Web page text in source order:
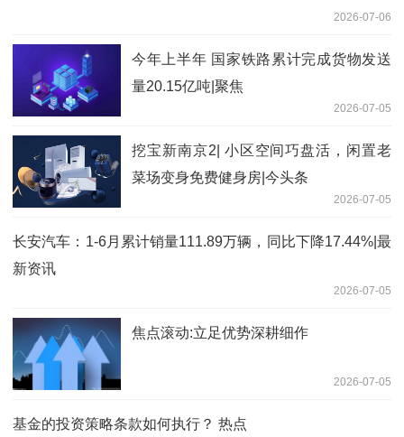
2026-07-06
今年上半年 国家铁路累计完成货物发送
量20.15亿吨|聚焦
2026-07-05
挖宝新南京2| 小区空间巧盘活，闲置老
菜场变身免费健身房|今头条
2026-07-05
长安汽车：1-6月累计销量111.89万辆，同比下降17.44%|最
新资讯
2026-07-05
焦点滚动:立足优势深耕细作
2026-07-05
基金的投资策略条款如何执行？ 热点